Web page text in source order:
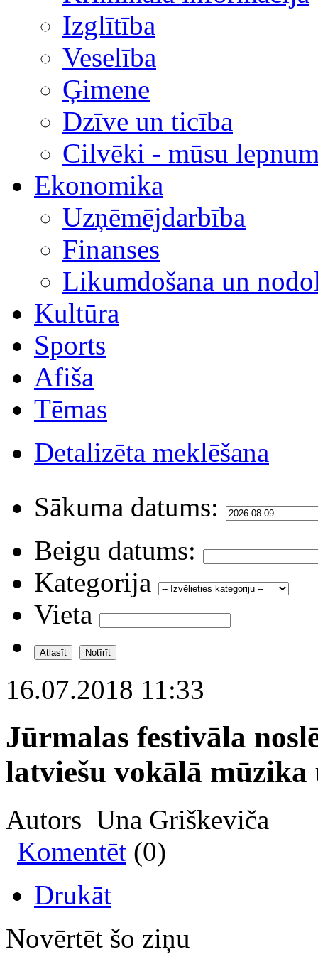
Izglītība
Veselība
Ģimene
Dzīve un ticība
Cilvēki - mūsu
Ekonomika
Uzņēmējdarbība
Finanses
Likumdošana un
Kultūra
Sports
Afiša
Tēmas
Detalizēta meklēšana
Sākuma datums:
Beigu datums:
Kategorija
Vieta
16.07.2018 11:33
Jūrmalas festivāla
latviešu vokālā mūzika
Autors Una Griškeviča
Komentēt (0)
Drukāt
Novērtēt šo ziņu